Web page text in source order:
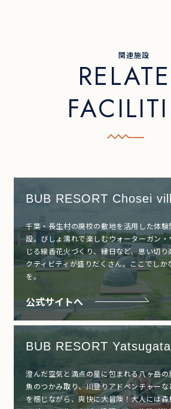
よくある質問
お問い合わせ
団体宿泊・イベントにつ
関連施設
BUB RESORT Chosei
千葉・長生村の廃校の敷地を活用した体
設。びしょ濡れで楽しむウォーターガン
じる線香花火づくり、縁日など、思い切
クティビティが盛りだくさん。ここでしか
を。
公式サイトへ
BUB RESORT
澄んだ空気と満点の星に包まれる八ヶ岳
魚のつかみ取り、川登りアドベンチャーな
を感じながら、爽快に大冒険！大人には